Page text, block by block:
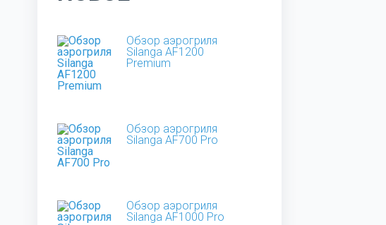
Обзор аэрогриля
Silanga AF1200
Premium
Обзор аэрогриля
Silanga AF700 Pro
Обзор аэрогриля
Silanga AF1000 Pro